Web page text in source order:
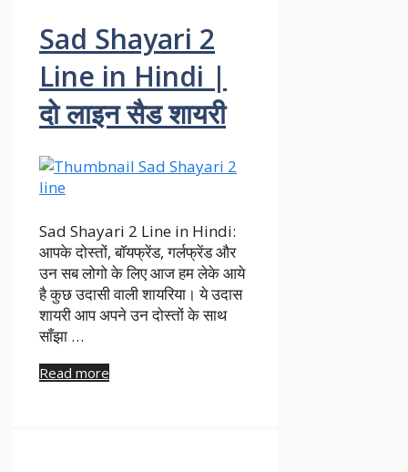
Sad Shayari 2
Line in Hindi |
दो लाइन सैड शायरी
Sad Shayari 2 Line in Hindi:
आपके दोस्तों, बॉयफ्रेंड, गर्लफ्रेंड और
उन सब लोगो के लिए आज हम लेके आये
है कुछ उदासी वाली शायरिया। ये उदास
शायरी आप अपने उन दोस्तों के साथ
साँझा …
Read more